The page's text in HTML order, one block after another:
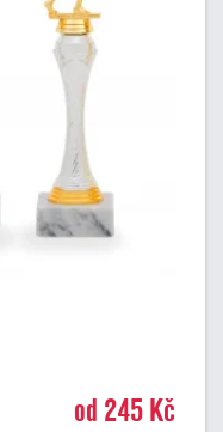
od 245 Kč